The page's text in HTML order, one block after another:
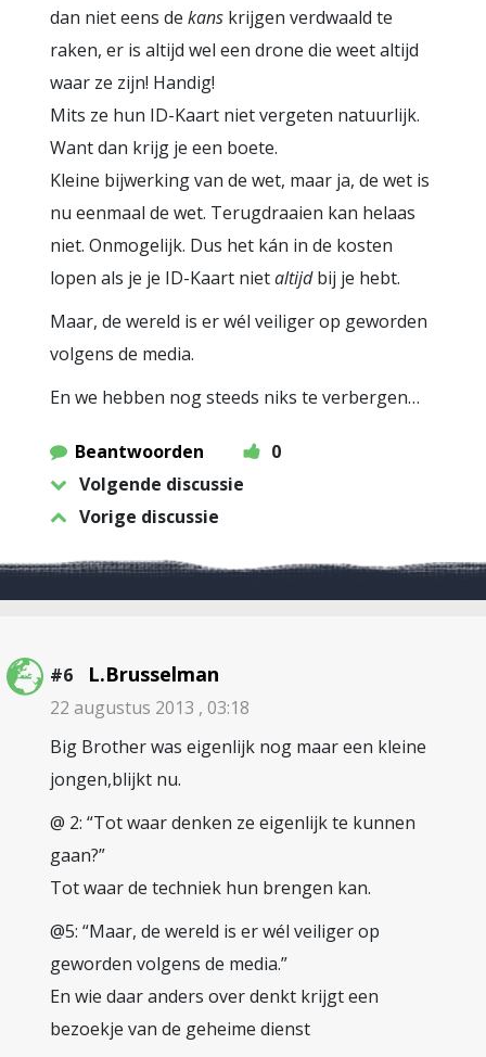
dan niet eens de kans krijgen verdwaald te
raken, er is altijd wel een drone die weet altijd
waar ze zijn! Handig!
Mits ze hun ID-Kaart niet vergeten natuurlijk.
Want dan krijg je een boete.
Kleine bijwerking van de wet, maar ja, de wet is
nu eenmaal de wet. Terugdraaien kan helaas
niet. Onmogelijk. Dus het kán in de kosten
lopen als je je ID-Kaart nietaltijdbij je hebt.
Maar, de wereld is er wél veiliger op geworden
volgens de media.
En we hebben nog steeds niks te verbergen…
Beantwoorden
0
Volgende discussie
Vorige discussie
#6 L.Brusselman
22 augustus 2013 , 03:18
Big Brother was eigenlijk nog maar een kleine
jongen,blijkt nu.
@ 2: “Tot waar denken ze eigenlijk te kunnen
gaan?”
Tot waar de techniek hun brengen kan.
@5: “Maar, de wereld is er wél veiliger op
geworden volgens de media.”
En wie daar anders over denkt krijgt een
bezoekje van de geheime dienst